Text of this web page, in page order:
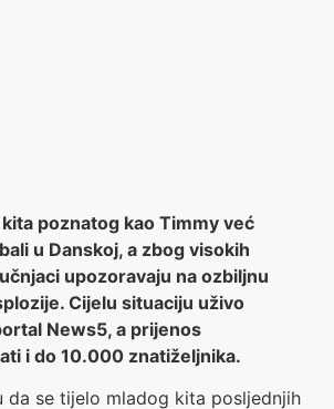
poznatog kao Timmy već
u Danskoj, a zbog visokih
upozoravaju na ozbiljnu
Cijelu situaciju uživo
News5, a prijenos
i do 10.000 znatiželjnika.
da se tijelo mladog kita posljednjih